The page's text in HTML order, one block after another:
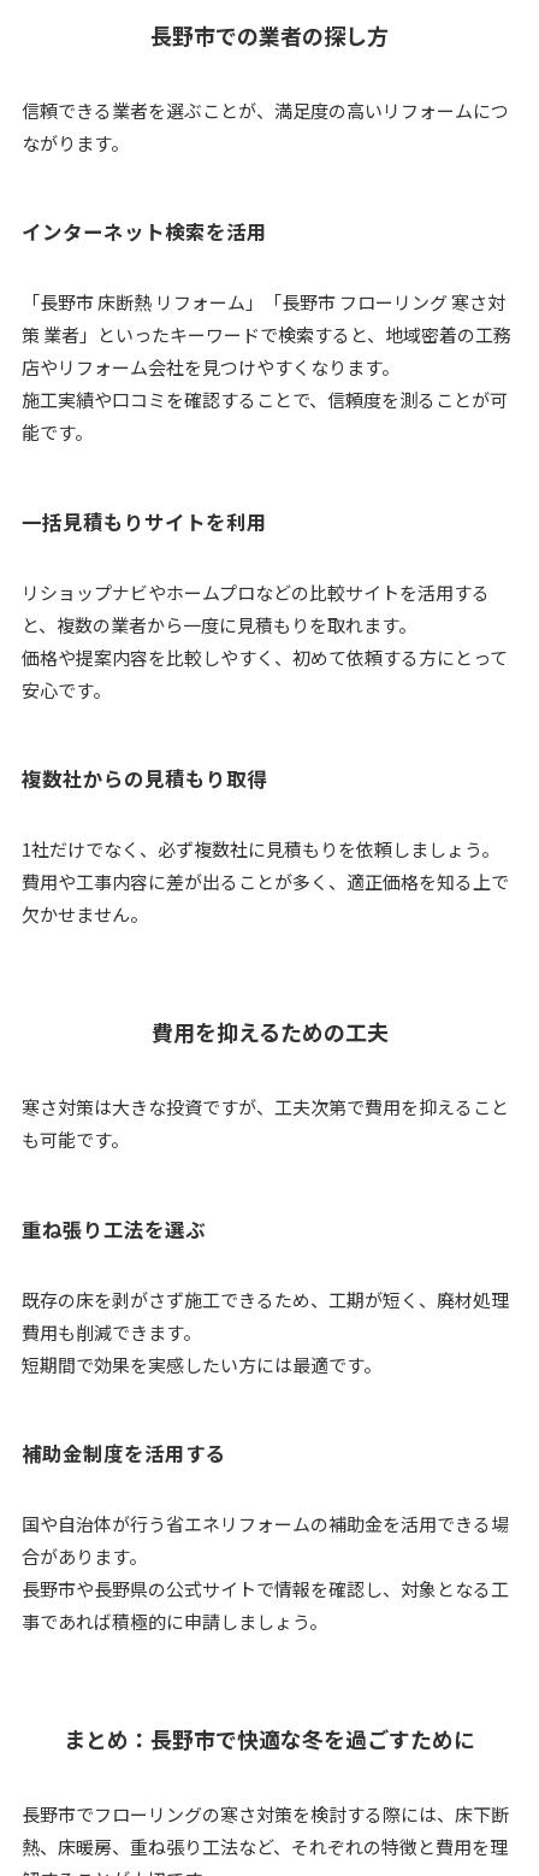
長野市での業者の探し方
信頼できる業者を選ぶことが、満足度の高いリフォームにつ
ながります。
インターネット検索を活用
「長野市 床断熱 リフォーム」「長野市 フローリング 寒さ対
策 業者」といったキーワードで検索すると、地域密着の工務
店やリフォーム会社を見つけやすくなります。
施工実績や口コミを確認することで、信頼度を測ることが可
能です。
一括見積もりサイトを利用
リショップナビやホームプロなどの比較サイトを活用する
と、複数の業者から一度に見積もりを取れます。
価格や提案内容を比較しやすく、初めて依頼する方にとって
安心です。
複数社からの見積もり取得
1社だけでなく、必ず複数社に見積もりを依頼しましょう。
費用や工事内容に差が出ることが多く、適正価格を知る上で
欠かせません。
費用を抑えるための工夫
寒さ対策は大きな投資ですが、工夫次第で費用を抑えること
も可能です。
重ね張り工法を選ぶ
既存の床を剥がさず施工できるため、工期が短く、廃材処理
費用も削減できます。
短期間で効果を実感したい方には最適です。
補助金制度を活用する
国や自治体が行う省エネリフォームの補助金を活用できる場
合があります。
長野市や長野県の公式サイトで情報を確認し、対象となる工
事であれば積極的に申請しましょう。
まとめ：長野市で快適な冬を過ごすために
長野市でフローリングの寒さ対策を検討する際には、床下断
熱、床暖房、重ね張り工法など、それぞれの特徴と費用を理